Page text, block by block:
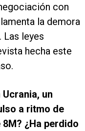
con
la demora
Las leyes
hecha este
un
a ritmo de
¿Ha perdido